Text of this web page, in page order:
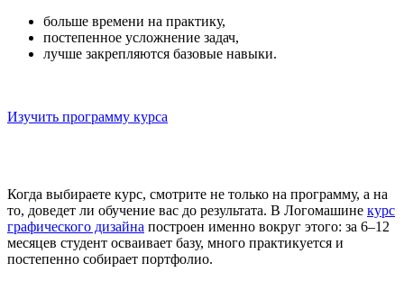
больше времени на практику,
постепенное усложнение задач,
лучше закрепляются базовые навыки.
Изучить программу курса
Когда выбираете курс, смотрите не только на программу, а на
то, доведет ли обучение вас до результата. В Логомашине курс
графического дизайна построен именно вокруг этого: за 6–12
месяцев студент осваивает базу, много практикуется и
постепенно собирает портфолио.